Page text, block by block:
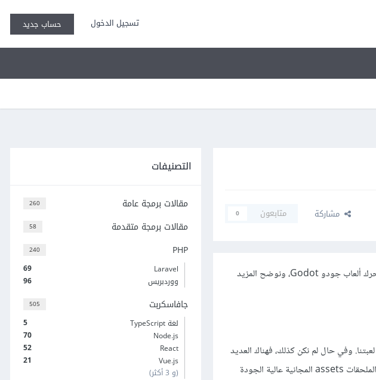
تسجيل الدخول حساب جديد
مشاركة متابعون 0
نشرح في هذا المقال كيفية استيراد كائنات ثلاثية الأبعاد موجودة مسبقًا أنشأناها أو نزّلناها من مصدر خارجي إلى داخل محرك ألعاب جودو Godot، ونوضح المزيد
وفي حال لم نكن كذلك، فهناك العديد
التي توفر الكثير من الموارد والملحقات assets المجانية عالية الجودة
التصنيفات
260 مقالات برمجة عامة
58 مقالات برمجة متقدمة
240 PHP
69
Laravel
96
ووردبريس
505 جافاسكربت
5
لغة TypeScript
70
Node.js
52
React
21
Vue.js
(و 3 أكثر)